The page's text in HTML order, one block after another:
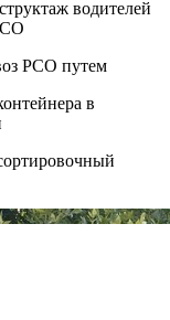
водителей
РСО путем
в